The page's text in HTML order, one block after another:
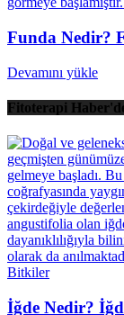
Funda Nedir?
Devamını yükle
Fitoterapi
Bitkiler
İğde Nedir?